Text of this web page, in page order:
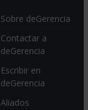
Sobre deGerencia
Contactar a
deGerencia
Escribir en
deGerencia
Aliados